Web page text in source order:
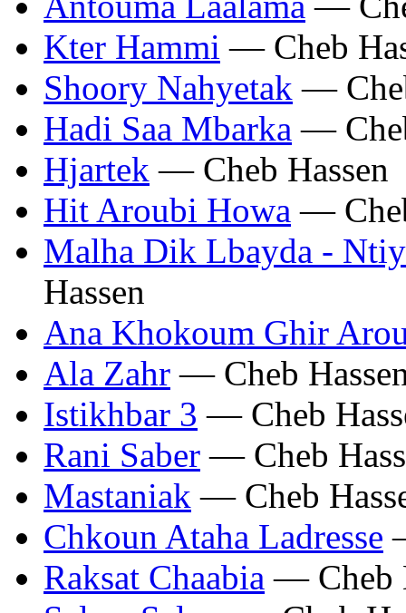
Kter Hammi — Cheb
Shoory Nahyetak —
Hadi Saa Mbarka —
Hjartek — Cheb Hassen
Hit Aroubi Howa —
Malha Dik Lbayda -
Hassen
Ana Khokoum Ghir
Ala Zahr — Cheb
Istikhbar 3 — Cheb
Rani Saber — Cheb
Mastaniak — Cheb
Chkoun Ataha Ladresse
Raksat Chaabia — Cheb